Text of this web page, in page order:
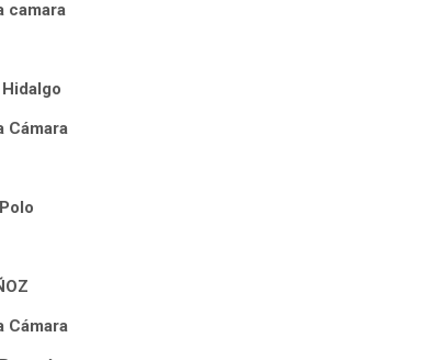
camara
Cámara
Cámara